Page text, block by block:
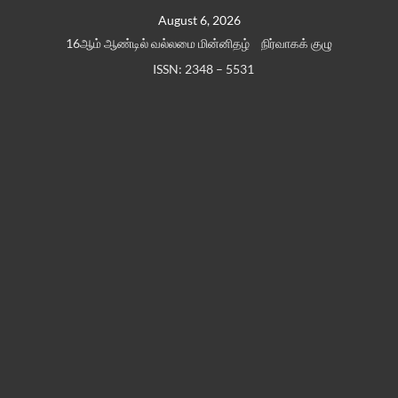
August 6, 2026
16ஆம் ஆண்டில் வல்லமை மின்னிதழ்
நிர்வாகக் குழு
ISSN: 2348 – 5531